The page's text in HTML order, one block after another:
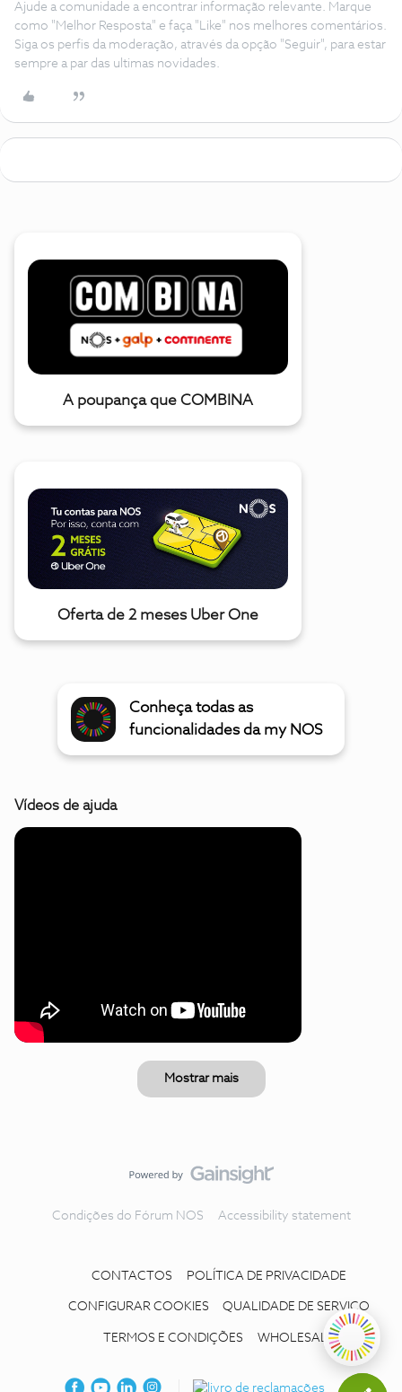
Ajude a comunidade a encontrar informação relevante. Marque
como "Melhor Resposta" e faça "Like" nos melhores comentários.
Siga os perfis da moderação, através da opção "Seguir", para estar
sempre a par das ultimas novidades.
A poupança que COMBINA
Oferta de 2 meses Uber One
Conheça todas as
funcionalidades da my NOS
Vídeos de ajuda
Mostrar mais
Condições do Fórum NOS Accessibility statement
CONTACTOS POLÍTICA DE PRIVACIDADE
CONFIGURAR COOKIES QUALIDADE DE SERVIÇO
TERMOS E CONDIÇÕES WHOLESALE